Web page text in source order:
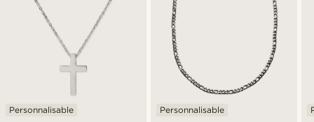
Personnalisable Personnalisable